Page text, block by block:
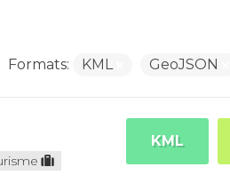
Formats: KML GeoJSON
KML